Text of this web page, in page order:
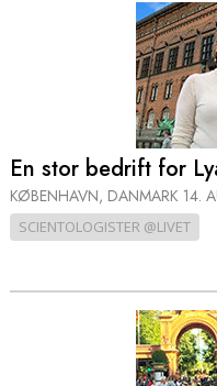
En stor bedrift for
KØBENHAVN, DANMARK 14.
SCIENTOLOGISTER @LIVET